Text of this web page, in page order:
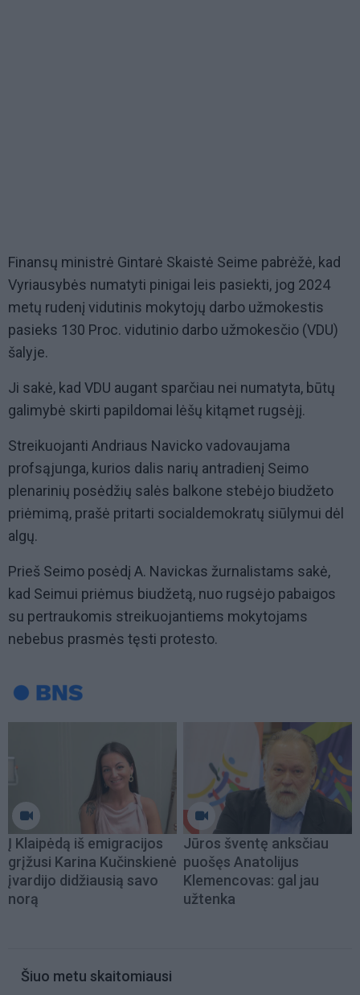
Finansų ministrė Gintarė Skaistė Seime pabrėžė, kad
Vyriausybės numatyti pinigai leis pasiekti, jog 2024
metų rudenį vidutinis mokytojų darbo užmokestis
pasieks 130 Proc. vidutinio darbo užmokesčio (VDU)
šalyje.
Ji sakė, kad VDU augant sparčiau nei numatyta, būtų
galimybė skirti papildomai lėšų kitąmet rugsėjį.
Streikuojanti Andriaus Navicko vadovaujama
profsąjunga, kurios dalis narių antradienį Seimo
plenarinių posėdžių salės balkone stebėjo biudžeto
priėmimą, prašė pritarti socialdemokratų siūlymui dėl
algų.
Prieš Seimo posėdį A. Navickas žurnalistams sakė,
kad Seimui priėmus biudžetą, nuo rugsėjo pabaigos
su pertraukomis streikuojantiems mokytojams
nebebus prasmės tęsti protesto.
Į Klaipėdą iš emigracijos
grįžusi Karina Kučinskienė
įvardijo didžiausią savo
norą
Jūros šventę anksčiau
puošęs Anatolijus
Klemencovas: gal jau
užtenka
Šiuo metu skaitomiausi